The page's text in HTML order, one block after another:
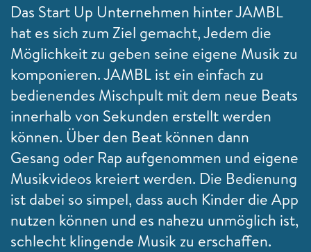
Das Start Up Unternehmen hinter JAMBL
hat es sich zum Ziel gemacht, Jedem die
Möglichkeit zu geben seine eigene Musik zu
komponieren. JAMBL ist ein einfach zu
bedienendes Mischpult mit dem neue Beats
innerhalb von Sekunden erstellt werden
können. Über den Beat können dann
Gesang oder Rap aufgenommen und eigene
Musikvideos kreiert werden. Die Bedienung
ist dabei so simpel, dass auch Kinder die App
nutzen können und es nahezu unmöglich ist,
schlecht klingende Musik zu erschaffen.